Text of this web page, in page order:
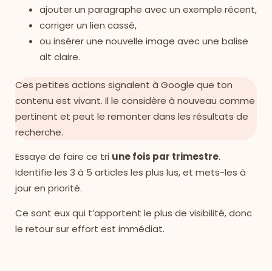
ajouter un paragraphe avec un exemple récent,
corriger un lien cassé,
ou insérer une nouvelle image avec une balise
alt claire.
Ces petites actions signalent à Google que ton
contenu est vivant. Il le considère à nouveau comme
pertinent et peut le remonter dans les résultats de
recherche.
Essaye de faire ce tri une fois par trimestre.
Identifie les 3 à 5 articles les plus lus, et mets-les à
jour en priorité.
Ce sont eux qui t’apportent le plus de visibilité, donc
le retour sur effort est immédiat.